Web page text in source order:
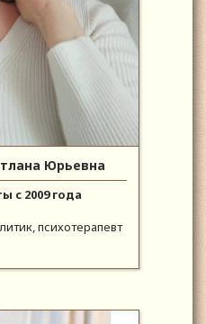
Юрьевна
с 2009 года
психотерапевт